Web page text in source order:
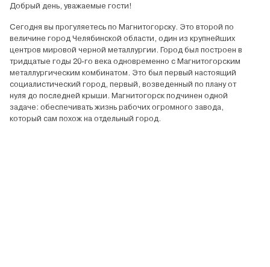
Добрый день, уважаемые гости!
Сегодня вы прогуляетесь по Магнитогорску. Это второй по
величине город Челябинской области, один из крупнейших
центров мировой черной металлургии. Город был построен в
тридцатые годы 20-го века одновременно с Магнитогорским
металлургическим комбинатом. Это был первый настоящий
социалистический город, первый, возведенный по плану от
нуля до последней крыши. Магнитогорск подчинен одной
задаче: обеспечивать жизнь рабочих огромного завода,
который сам похож на отдельный город.